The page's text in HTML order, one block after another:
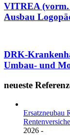
VITREA
Ausbau
DRK-
Umbau- und
neueste
Ersatzneubau
2026 -